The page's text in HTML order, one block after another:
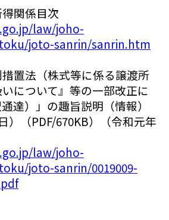
関係目次
law/joho-
joto-sanrin/sanrin.htm
置法（株式等に係る譲渡所
について』等の一部改正に
達）」の趣旨説明（情報）
）（PDF/670KB）（令和元年
law/joho-
joto-sanrin/0019009-